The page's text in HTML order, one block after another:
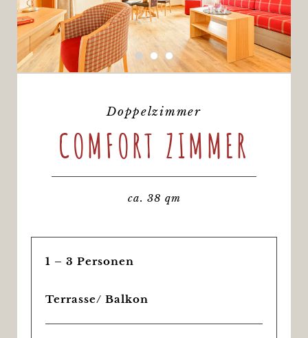
Doppelzimmer
COMFORT ZIMMER
ca. 38 qm
1 – 3 Personen
Terrasse/ Balkon